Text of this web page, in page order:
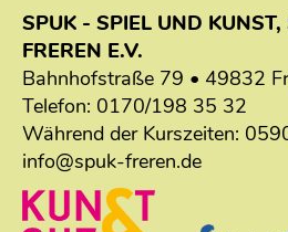
SPUK - SPIEL UND KUNST,
FREREN E.V.
Bahnhofstraße 79 • 49832
Telefon: 0170/198 35 32
Während der Kurszeiten:
info@spuk-freren.de